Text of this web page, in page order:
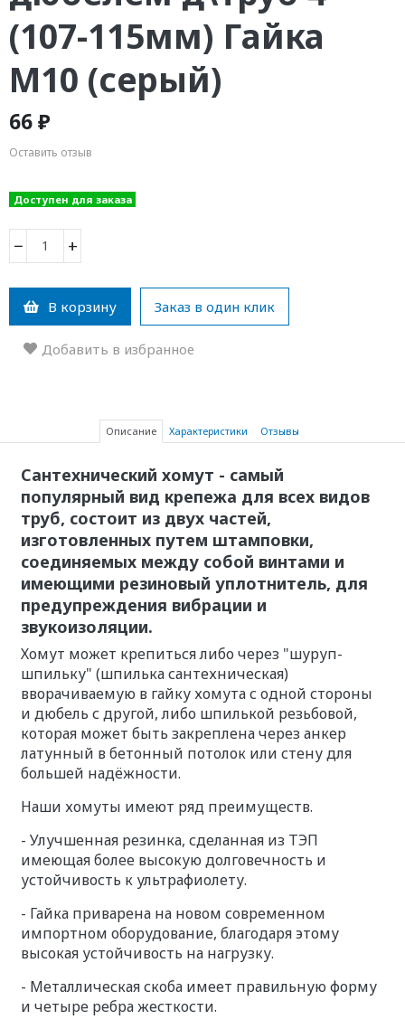
(107-115мм) Гайка
М10 (серый)
66 ₽
Оставить отзыв
Доступен для заказа
− +
В корзину Заказ в один клик
Добавить в избранное
Описание Характеристики Отзывы
Сантехнический хомут - самый
популярный вид крепежа для всех видов
труб, состоит из двух частей,
изготовленных путем штамповки,
соединяемых между собой винтами и
имеющими резиновый уплотнитель, для
предупреждения вибрации и
звукоизоляции.
Хомут может крепиться либо через "шуруп-
шпильку" (шпилька сантехническая)
вворачиваемую в гайку хомута с одной стороны
и дюбель с другой, либо шпилькой резьбовой,
которая может быть закреплена через анкер
латунный в бетонный потолок или стену для
большей надёжности.
Наши хомуты имеют ряд преимуществ.
- Улучшенная резинка, сделанная из ТЭП
имеющая более высокую долговечность и
устойчивость к ультрафиолету.
- Гайка приварена на новом современном
импортном оборудование, благодаря этому
высокая устойчивость на нагрузку.
- Металлическая скоба имеет правильную форму
и четыре ребра жесткости.